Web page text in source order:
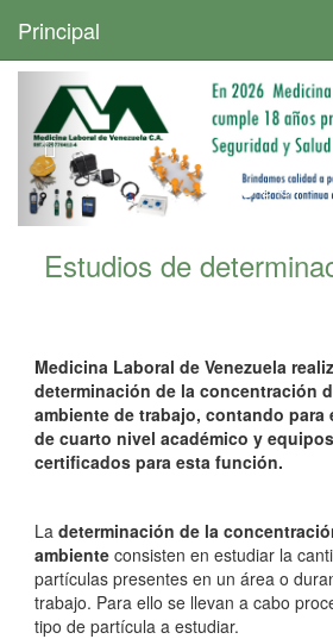
Principal
Estudios de
Medicina Laboral de Venezuela
determinación de la concentración
ambiente de trabajo, contando
de cuarto nivel académico y
certificados para esta función.
La determinación de la
ambiente consisten en estudiar la
partículas presentes en un área o
trabajo. Para ello se llevan a cabo
tipo de partícula a estudiar.